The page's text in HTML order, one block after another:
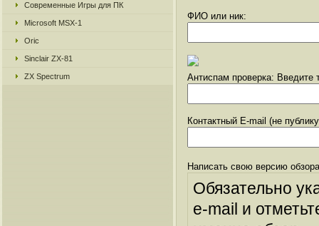
Современные Игры для ПК
Microsoft MSX-1
Oric
Sinclair ZX-81
ZX Spectrum
ФИО или ник:
Антиспам проверка: Введите
Контактный E-mail (не
Написать свою версию
Обязательно
e-mail и